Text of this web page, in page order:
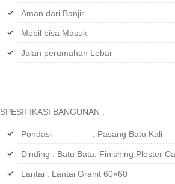
Aman dari Banjir
Mobil bisa Masuk
Jalan perumahan Lebar
SPESIFIKASI BANGUNAN :
Pondasi : Pasang Batu Kali
Dinding : Batu Bata, Finishing Plester
Lantai : Lantai Granit 60×60